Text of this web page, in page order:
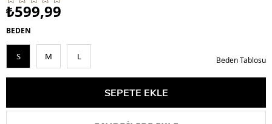
₺599,99
BEDEN
S M L Beden Tablosu